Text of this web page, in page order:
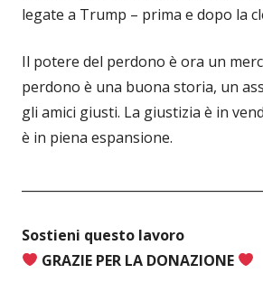
legate a Trump – prima e dopo la
Il potere del perdono è ora un
perdono è una buona storia, un
gli amici giusti. La giustizia è in
è in piena espansione.
Sostieni questo lavoro
GRAZIE PER LA DONAZIONE